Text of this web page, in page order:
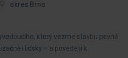
okres Brno
který vezme stavbu pevně
i lidsky – a povede ji k